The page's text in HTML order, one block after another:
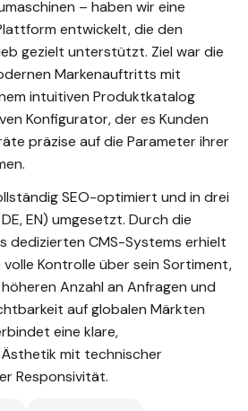
– haben wir eine
entwickelt, die den
gezielt unterstützt. Ziel war die
Markenauftritts mit
intuitiven Produktkatalog
Konfigurator, der es Kunden
präzise auf die Parameter ihrer
SEO-optimiert und in drei
EN) umgesetzt. Durch die
dedizierten CMS-Systems erhielt
Kontrolle über sein Sortiment,
Anzahl an Anfragen und
auf globalen Märkten
eine klare,
mit technischer
Responsivität.